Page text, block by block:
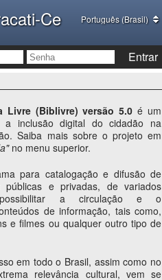
Ce Português (Brasil)
Entrar
Livre (Biblivre) versão 5.0 é um
a inclusão digital do cidadão na
Saiba mais sobre o projeto em
no menu superior.
para catalogação e difusão de
públicas e privadas, de variados
a circulação e o
de informação, tais como,
e filmes ou qualquer outro tipo de
em todo o Brasil, assim como no
relevância cultural, vem se